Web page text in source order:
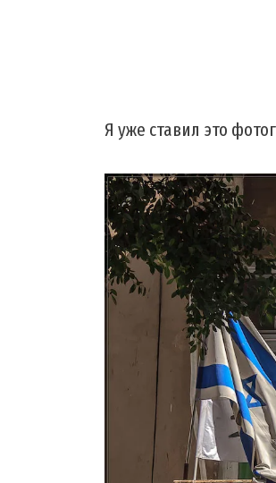
Я уже ставил это